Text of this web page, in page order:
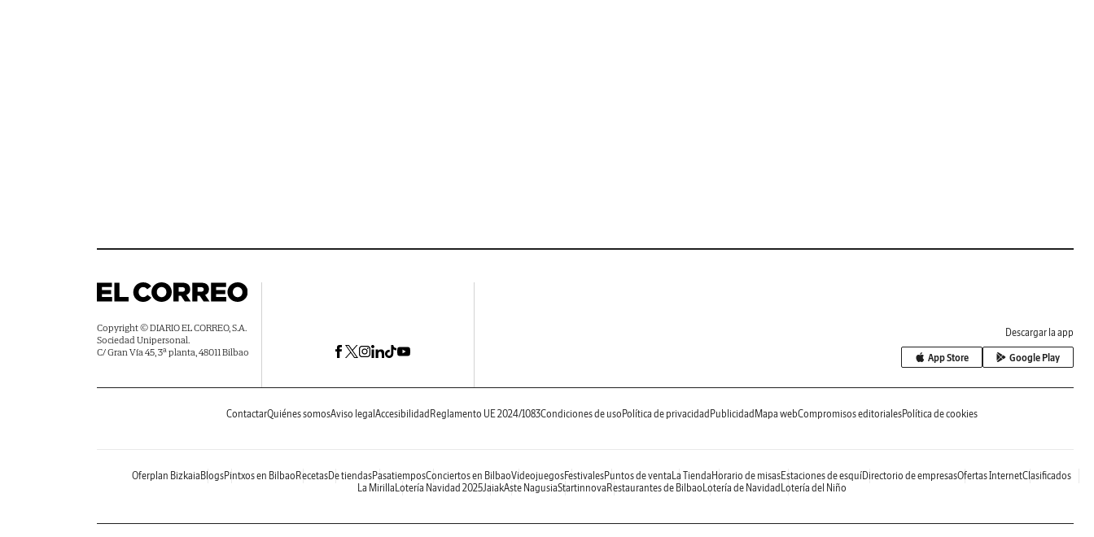
Copyright © DIARIO EL CORREO, S.A.
Sociedad Unipersonal.
C/ Gran Vía 45, 3ª planta, 48011 Bilbao
Descargar la app
App Store Google Play
ContactarQuiénes somosAviso legal Accesibilidad Reglamento UE 2024/1083Condiciones de uso Política de privacidad Publicidad Mapa webCompromisos editorialesPolítica de cookies
Oferplan Bizkaia BlogsPintxos en Bilbao RecetasDe tiendasPasatiemposConciertos en BilbaoVideojuegosFestivalesPuntos de venta La Tienda Horario de misasEstaciones de esquíDirectorio de empresasOfertas InternetClasificados
La Mirilla Lotería Navidad 2025JaiakAste NagusiaStartinnova Restaurantes de Bilbao Lotería de Navidad Lotería del Niño